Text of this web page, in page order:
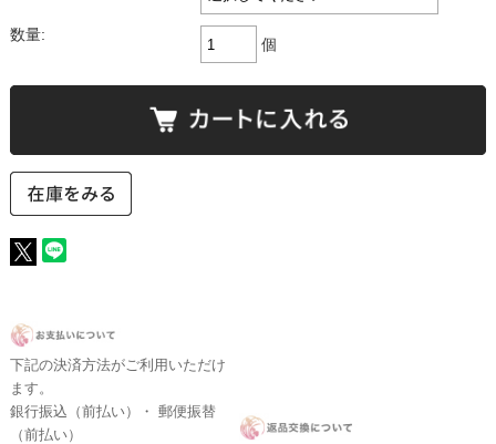
数量:
個
下記の決済方法がご利用いただけ
ます。
銀行振込（前払い）・ 郵便振替
（前払い）